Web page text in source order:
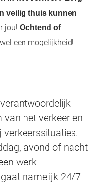
veilig thuis kunnen
jou! Ochtend of
een mogelijkheid!
het verkeer en
verkeerssituaties.
avond of nacht
werk
namelijk 24/7